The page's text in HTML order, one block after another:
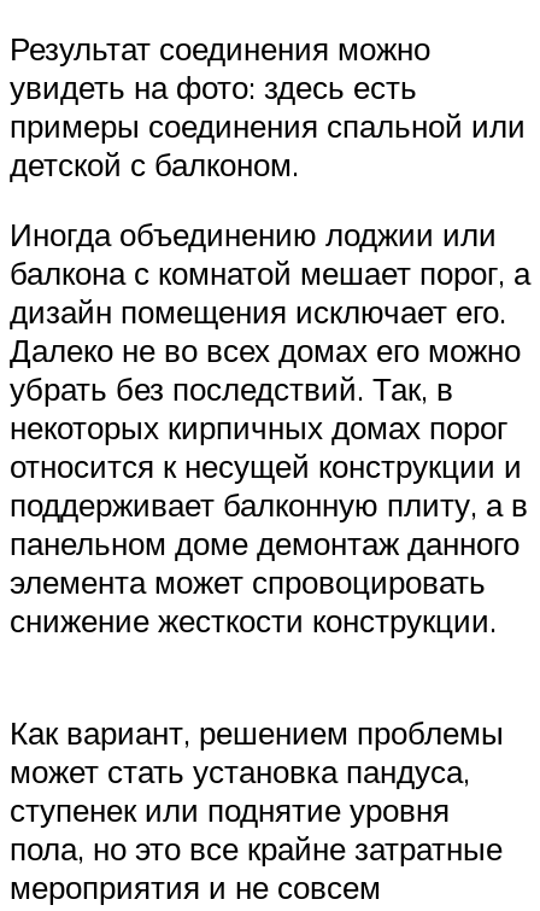
Результат соединения можно
увидеть на фото: здесь есть
примеры соединения спальной или
детской с балконом.
Иногда объединению лоджии или
балкона с комнатой мешает порог, а
дизайн помещения исключает его.
Далеко не во всех домах его можно
убрать без последствий. Так, в
некоторых кирпичных домах порог
относится к несущей конструкции и
поддерживает балконную плиту, а в
панельном доме демонтаж данного
элемента может спровоцировать
снижение жесткости конструкции.
Как вариант, решением проблемы
может стать установка пандуса,
ступенек или поднятие уровня
пола, но это все крайне затратные
мероприятия и не совсем